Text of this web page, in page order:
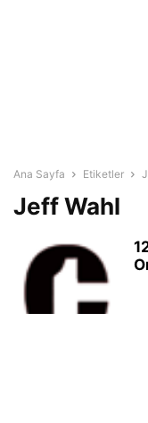
Ana Sayfa Etiketler
Jeff Wahl